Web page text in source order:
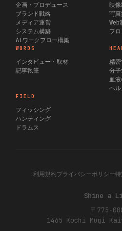
企画・プロデュース
ブランド戦略
メディア運営
システム構築
AIワークフロー構築
映
写
Web
フ
WORDS
インタビュー・取材
記事執筆
精
分
血
ヘ
FIELD
フィッシング
ハンティング
ドラムス
利用規約プライバシーポリシー
Shine a
〒775-
1465 Kochi
Mugi